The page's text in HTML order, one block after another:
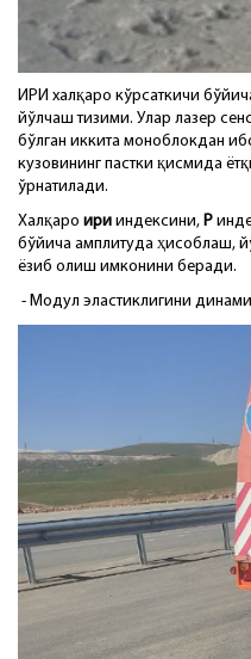
ИРИ халқаро кўрсаткичи
йўлчаш тизими. Улар лазер
бўлган иккита моноблокдан
кузовининг пастки қисмида
ўрнатилади.
Халқаро ири индексини, Р
бўйича амплитуда ҳисоблаш,
ёзиб олиш имконини беради.
- Модул эластиклигини